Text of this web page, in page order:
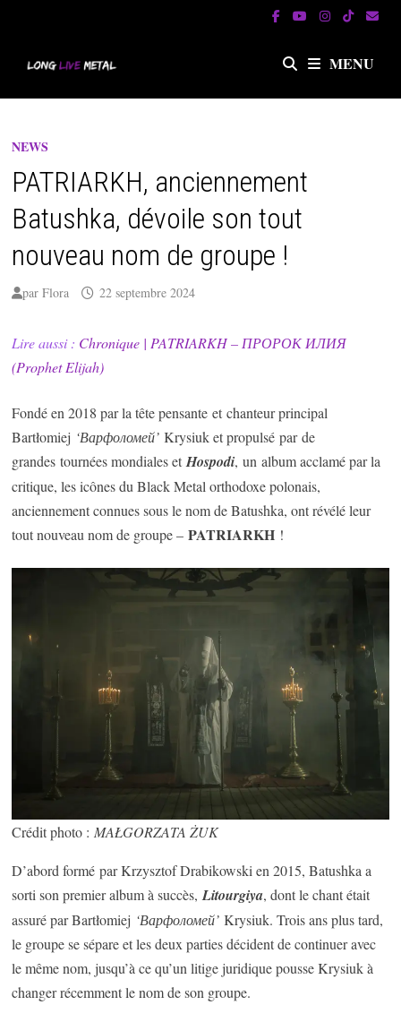
MENU
NEWS
PATRIARKH, anciennement
Batushka, dévoile son tout
nouveau nom de groupe !
parFlora 22 septembre 2024
Lire aussi : Chronique | PATRIARKH – ПРОРОК ИЛИЯ
(Prophet Elijah)
Fondé en 2018 par la tête pensante et chanteur principal
Bartłomiej ‘Варфоломей’ Krysiuk et propulsé par de
grandes tournées mondiales etHospodi, un album acclamé par la
critique, les icônes du Black Metal orthodoxe polonais,
anciennement connues sous le nom de Batushka, ont révélé leur
tout nouveau nom de groupe –PATRIARKH !
Crédit photo :MAŁGORZATA ŻUK
D’abord formé par Krzysztof Drabikowski en 2015, Batushka a
sorti son premier album à succès,Litourgiya, dont le chant était
assuré par Bartłomiej ‘Варфоломей’ Krysiuk. Trois ans plus tard,
le groupe se sépare et les deux parties décident de continuer avec
le même nom, jusqu’à ce qu’un litige juridique pousse Krysiuk à
changer récemment le nom de son groupe.